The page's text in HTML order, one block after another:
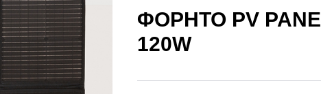
ΦΟΡΗΤΟ PV
120W